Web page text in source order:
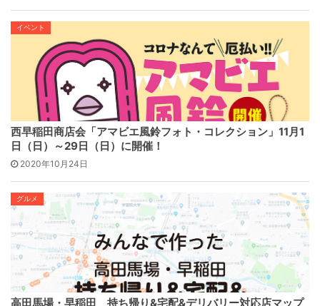
イベント
西早稲田商店会「アマビエ風鈴フォト・コレクション」11月1
日（日）～29日（日）に開催！
2020年10月24日
グルメ
高田馬場・早稲田 持ち帰り&宅配&デリバリー対応店マップ